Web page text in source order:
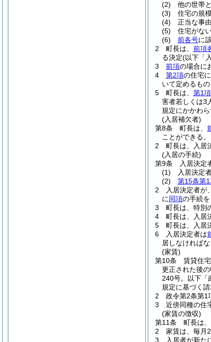
(2)
他の世帯
(3)
住宅の規
(4)
正当な事
(5)
住宅がな
(6)
前各号に
2
町長は、 前項
る決定(以下「
3
前項の場合に
4
第2項の住宅
いて定めるもの
5
町長は、 第1
害者若しくは3
規定にかかわ
(入居補欠者)
第8条
町長は、
ことができる。
2
町長は、入居
(入居の手続)
第9条
入居決定
(1)
入居決定
(2)
第15条第
2
入居決定者が
に同項の手続を
3
町長は、特別
4
町長は、入居
5
町長は、入居
6
入居決定者は
居しなければな
(家賃)
第10条
賃貸住
更正された後
240号。以下「
規定に基づく
2
政令第2条第1
3
近傍同種の住
(家賃の徴収)
第11条
町長は、
2
家賃は、毎月
3
入居者が新た